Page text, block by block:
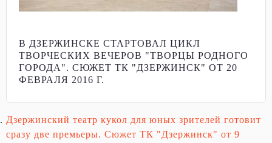
В ДЗЕРЖИНСКЕ СТАРТОВАЛ ЦИКЛ
ТВОРЧЕСКИХ ВЕЧЕРОВ "ТВОРЦЫ РОДНОГО
ГОРОДА". СЮЖЕТ ТК "ДЗЕРЖИНСК" ОТ 20
ФЕВРАЛЯ 2016 Г.
Дзержинский театр кукол для юных зрителей готовит
сразу две премьеры. Сюжет ТК "Дзержинск" от 9